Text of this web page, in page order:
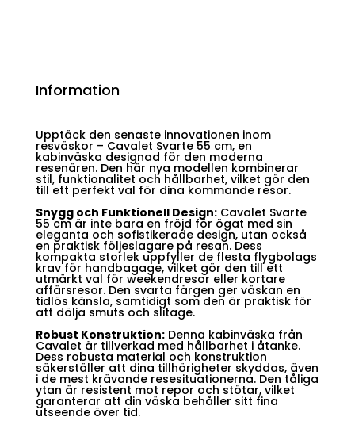
Information
Upptäck den senaste innovationen inom
resväskor – Cavalet Svarte 55 cm, en
kabinväska designad för den moderna
resenären. Den här nya modellen kombinerar
stil, funktionalitet och hållbarhet, vilket gör den
till ett perfekt val för dina kommande resor.
Snygg och Funktionell Design:Cavalet Svarte
55 cm är inte bara en fröjd för ögat med sin
eleganta och sofistikerade design, utan också
en praktisk följeslagare på resan. Dess
kompakta storlek uppfyller de flesta flygbolags
krav för handbagage, vilket gör den till ett
utmärkt val för weekendresor eller kortare
affärsresor. Den svarta färgen ger väskan en
tidlös känsla, samtidigt som den är praktisk för
att dölja smuts och slitage.
Robust Konstruktion:Denna kabinväska från
Cavalet är tillverkad med hållbarhet i åtanke.
Dess robusta material och konstruktion
säkerställer att dina tillhörigheter skyddas, även
i de mest krävande resesituationerna. Den tåliga
ytan är resistent mot repor och stötar, vilket
garanterar att din väska behåller sitt fina
utseende över tid.